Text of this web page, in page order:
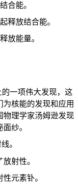
合能。
释放结合能。
放能量。
一项伟大发现，这
核能的发现和应用
物理学家汤姆逊发现
纱。
。
射性。
元素钋。